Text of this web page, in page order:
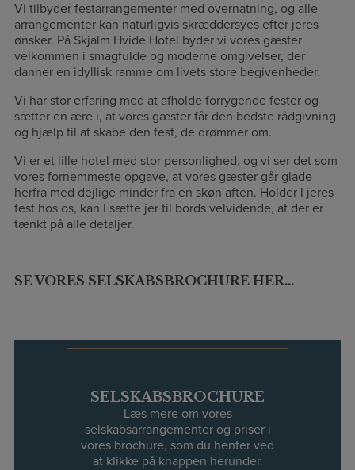
Vi tilbyder festarrangementer med overnatning, og alle
arrangementer kan naturligvis skræddersyes efter jeres
ønsker. På Skjalm Hvide Hotel byder vi vores gæster
velkommen i smagfulde og moderne omgivelser, der
danner en idyllisk ramme om livets store begivenheder.
Vi har stor erfaring med at afholde forrygende fester og
sætter en ære i, at vores gæster får den bedste rådgivning
og hjælp til at skabe den fest, de drømmer om.
Vi er et lille hotel med stor personlighed, og vi ser det som
vores fornemmeste opgave, at vores gæster går glade
herfra med dejlige minder fra en skøn aften. Holder I jeres
fest hos os, kan I sætte jer til bords velvidende, at der er
tænkt på alle detaljer.
SE VORES SELSKABSBROCHURE HER…
SELSKABSBROCHURE
Læs mere om vores
selskabsarrangementer og priser i
vores brochure, som du henter ved
at klikke på knappen herunder.